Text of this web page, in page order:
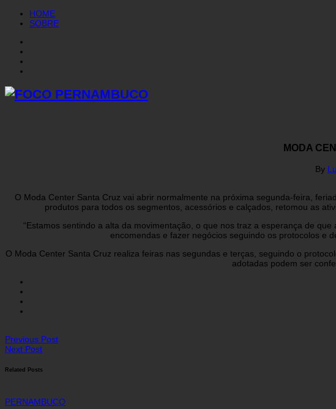
HOME
SOBRE
MODA
By
O Moda Center Santa Cruz vai abrir normalmente na próxima segunda-feira,
produtos para todos os segmentos, acessórios e calçados, retomou as
“Estamos sentindo a alta da movimentação, o que nos traz a esperança de
encomendas e fazer negócios seguindo os protocolos e
O Moda Center Santa Cruz realiza feiras nas segundas e terças, seguindo o
adotadas podem ser
Previous Post
Next Post
Related Posts
PERNAMBUCO